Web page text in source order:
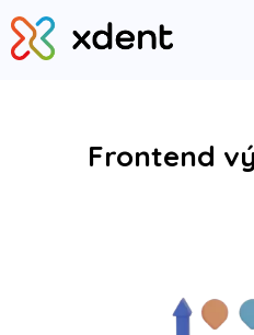
Frontend